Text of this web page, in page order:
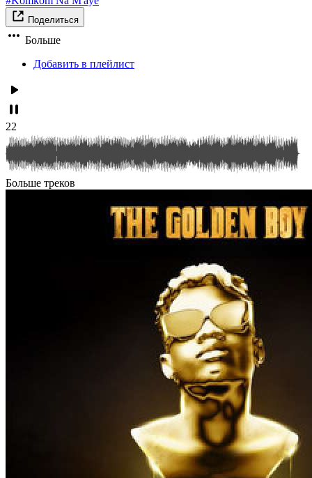
Поделиться
Больше
Добавить в плейлист
22
Больше треков